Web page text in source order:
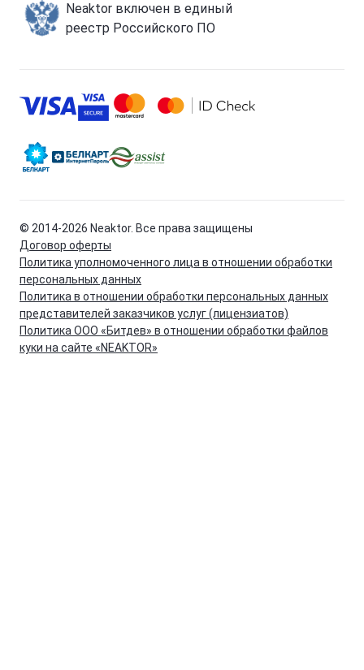
Neaktor включен в единый
реестр Российского ПО
© 2014-2026 Neaktor. Все права защищены
Договор оферты
Политика уполномоченного лица в отношении обработки
персональных данных
Политика в отношении обработки персональных данных
представителей заказчиков услуг (лицензиатов)
Политика ООО «Битдев» в отношении обработки файлов
куки на сайте «NEAKTOR»